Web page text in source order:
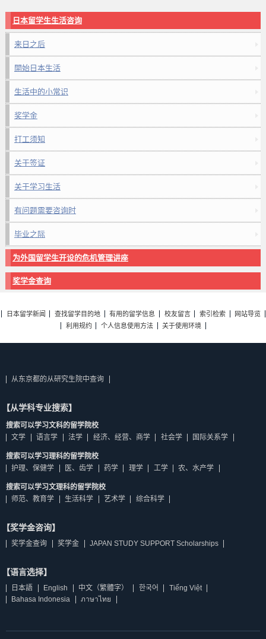
日本留学生生活咨询
来日之后
開始日本生活
生活中的小常识
奖学金
打工须知
关于签证
关于学习生活
有问题需要咨询时
毕业之际
为外国留学生开设的危机管理讲座
奖学金查询
日本留学新闻 查找留学目的地 有用的留学信息 校友留言 索引检索
网站导览
利用规约
个人信息使用方法 关于使用环境
从东京都的从研究生院中查询
【从学科专业搜索】
搜索可以学习文科的留学院校
文学
语言学 法学 经济、经营、商学 社会学 国际关系学
搜索可以学习理科的留学院校
护理、保健学
医、齿学 药学 理学 工学 农、水产学
搜索可以学习文理科的留学院校
师范、教育学
生活科学 艺术学 综合科学
【奖学金咨询】
奖学金查询 奖学金 JAPAN STUDY SUPPORT Scholarships
【语言选择】
日本語 English 中文（繁體字） 한국어
Tiếng Việt
Bahasa Indonesia
ภาษาไทย